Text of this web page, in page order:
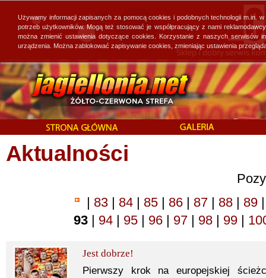
Aktualności
| 83 | 84 | 85 | 86 | 87 | 88 | 89 |
93 | 94 | 95 | 96 | 97 | 98 | 99 |
Jest dobrze!
Pierwszy krok na europejskiej
Używamy informacji zapisanych za pomocą cookies i podobnych technologii
potrzeb użytkowników. Mogą też stosować je współpracujący z nami
można zmienić ustawienia dotyczące cookies. Korzystanie z naszych
urządzenia. Można zablokować zapisywanie cookies, zmieniając ustawienia